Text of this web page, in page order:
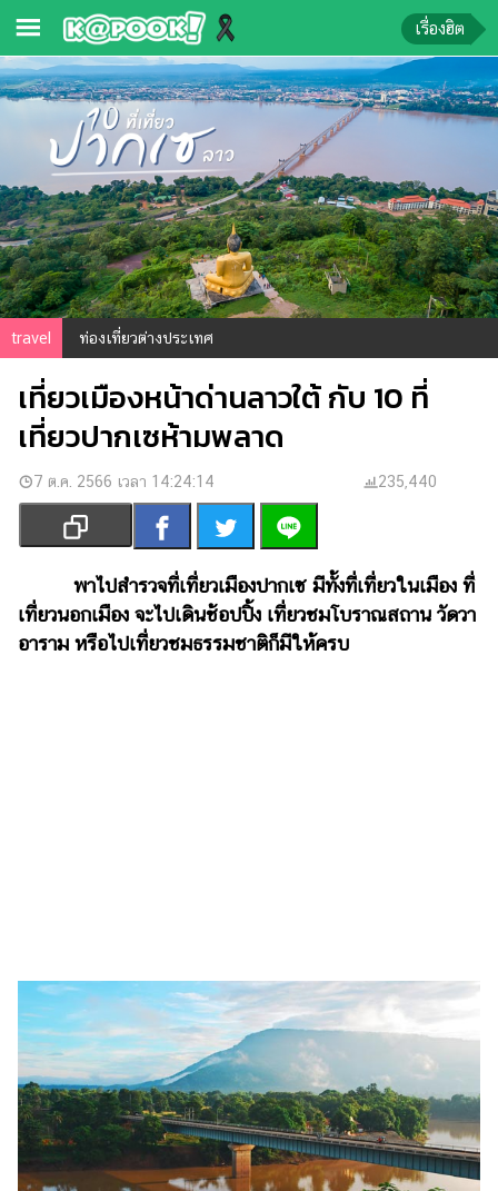
ข่าว-
ความ
ข่าว
ข่าว
บันเทิง
ตรวจ
หวย
ผล
บอล
สด
การ
เงิน
การ
บันเทิง
ไลฟ์
ไตล์
ดูด
วง
ผู้
หญิง
เรื่องฮิต
travel ท่องเที่ยวต่างประเทศ
เที่ยวเมืองหน้าด่านลาวใต้ กับ 10 ที่
เที่ยวปากเซห้ามพลาด
7 ต.ค. 2566 เวลา 14:24:14 235,440
พาไปสำรวจที่เที่ยวเมืองปากเซ มีทั้งที่เที่ยวในเมือง ที่
เที่ยวนอกเมือง จะไปเดินช้อปปิ้ง เที่ยวชมโบราณสถาน วัดวา
อาราม หรือไปเที่ยวชมธรรมชาติก็มีให้ครบ